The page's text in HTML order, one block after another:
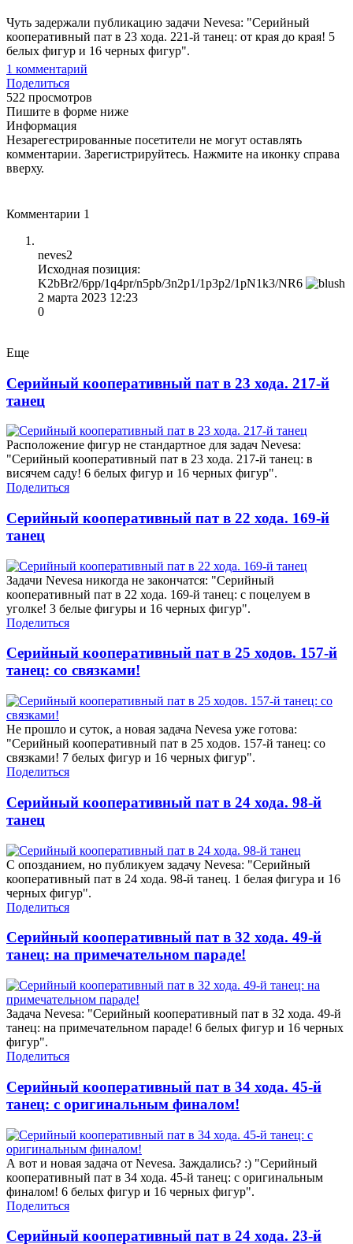
Чуть задержали публикацию задачи Nevesa: "Серийный
кооперативный пат в 23 хода. 221-й танец: от края до края! 5
белых фигур и 16 черных фигур".
1 комментарий
Поделиться
522 просмотров
Пишите в форме ниже
Информация
Незарегестрированные посетители не могут оставлять
комментарии. Зарегистрируйтесь. Нажмите на иконку справа
вверху.
Комментарии 1
neves2
Исходная позиция:
K2bBr2/6pp/1q4pr/n5pb/3n2p1/1p3p2/1pN1k3/NR6
2 марта 2023 12:23
0
Еще
Серийный кооперативный пат в 23 хода. 217-й
танец
Расположение фигур не стандартное для задач Nevesa:
"Серийный кооперативный пат в 23 хода. 217-й танец: в
висячем саду! 6 белых фигур и 16 черных фигур".
Поделиться
Серийный кооперативный пат в 22 хода. 169-й
танец
Задачи Nevesa никогда не закончатся: "Серийный
кооперативный пат в 22 хода. 169-й танец: с поцелуем в
уголке! 3 белые фигуры и 16 черных фигур".
Поделиться
Серийный кооперативный пат в 25 ходов. 157-й
танец: со связками!
Не прошло и суток, а новая задача Nevesa уже готова:
"Серийный кооперативный пат в 25 ходов. 157-й танец: со
связками! 7 белых фигур и 16 черных фигур".
Поделиться
Серийный кооперативный пат в 24 хода. 98-й
танец
С опозданием, но публикуем задачу Nevesa: "Серийный
кооперативный пат в 24 хода. 98-й танец. 1 белая фигура и 16
черных фигур".
Поделиться
Серийный кооперативный пат в 32 хода. 49-й
танец: на примечательном параде!
Задача Nevesa: "Серийный кооперативный пат в 32 хода. 49-й
танец: на примечательном параде! 6 белых фигур и 16 черных
фигур".
Поделиться
Серийный кооперативный пат в 34 хода. 45-й
танец: с оригинальным финалом!
А вот и новая задача от Nevesa. Заждались? :) "Серийный
кооперативный пат в 34 хода. 45-й танец: с оригинальным
финалом! 6 белых фигур и 16 черных фигур".
Поделиться
Серийный кооперативный пат в 24 хода. 23-й